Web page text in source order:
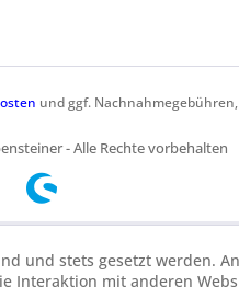
und ggf.
- Alle Rechte vorbehalten
und stets gesetzt werden.
Interaktion mit anderen